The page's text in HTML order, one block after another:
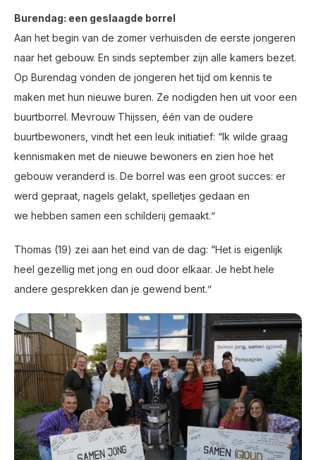
Burendag: een geslaagde borrel
Aan het begin van de zomer verhuisden de eerste jongeren
naar het gebouw. En sinds september zijn alle kamers bezet.
Op Burendag vonden de jongeren het tijd om kennis te
maken met hun nieuwe buren. Ze nodigden hen uit voor een
buurtborrel. Mevrouw Thijssen, één van de oudere
buurtbewoners, vindt het een leuk initiatief: “Ik wilde graag
kennismaken met de nieuwe bewoners en zien hoe het
gebouw veranderd is. De borrel was een groot succes: er
werd gepraat, nagels gelakt, spelletjes gedaan en
we hebben samen een schilderij gemaakt.ˮ
Thomas (19) zei aan het eind van de dag: “Het is eigenlijk
heel gezellig met jong en oud door elkaar. Je hebt hele
andere gesprekken dan je gewend bent.ˮ